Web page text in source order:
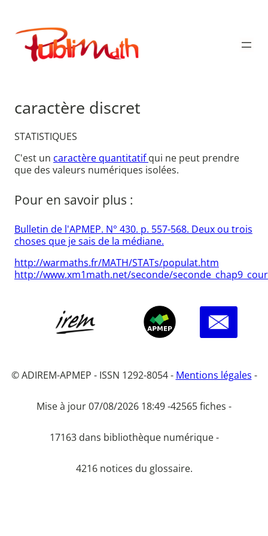
contenu
Publimath
caractère discret
STATISTIQUES
C'est un caractère quantitatifqui ne peut prendre
que des valeurs numériques isolées.
Pour en savoir plus :
Bulletin de l'APMEP. N° 430. p. 557-568. Deux ou trois
choses que je sais de la médiane.
http://warmaths.fr/MATH/STATs/populat.htm
http://www.xm1math.net/seconde/
© ADIREM-APMEP - ISSN 1292-8054 - Mentions légales -
Mise à jour 07/08/2026 18:49 -42565 fiches -
17163 dans bibliothèque numérique -
4216 notices du glossaire.